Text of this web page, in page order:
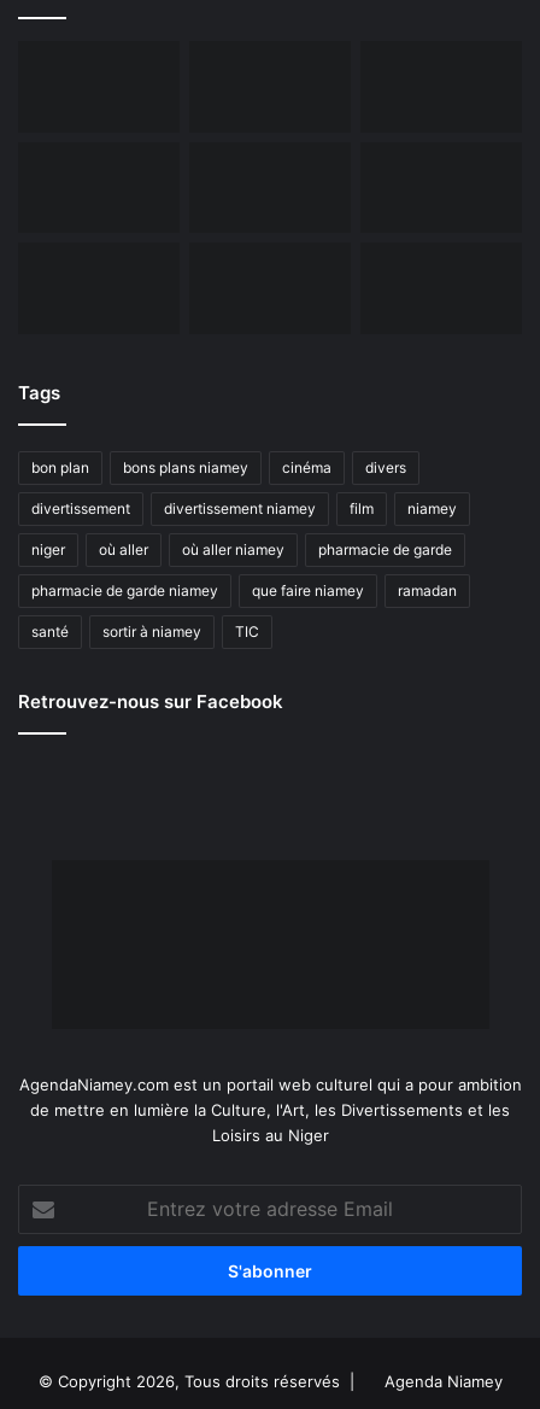
Tags
bon plan bons plans niamey cinéma divers
divertissement divertissement niamey film niamey
niger où aller où aller niamey pharmacie de garde
pharmacie de garde niamey que faire niamey ramadan
santé sortir à niamey TIC
Retrouvez-nous sur Facebook
AgendaNiamey.com est un portail web culturel qui a pour ambition
de mettre en lumière la Culture, l'Art, les Divertissements et les
Loisirs au Niger
votre
adresse
© Copyright 2026, Tous droits réservés | Agenda Niamey